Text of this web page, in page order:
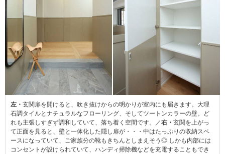
左・ 玄関扉を開けると、吹き抜けからの明かりが室内にも届きます。大理
石調タイルとナチュラルなフローリング、そしてツートンカラーの壁。ど
れも主張しすぎず調和していて、落ち着く空間です。／右・ 玄関を上がっ
て正面を見ると、壁と一体化した隠し扉が・・・中はたっぷりの収納スペ
ースになっていて、ご家族分の靴もきちんとしまえそう◎ しかも内部には
コンセントが設けられていて、ハンディ掃除機などを充電することもでき